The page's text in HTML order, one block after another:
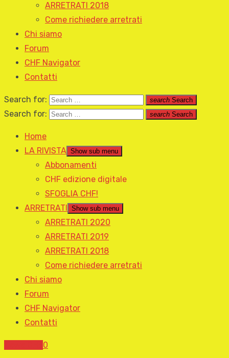
ARRETRATI 2018
Come richiedere arretrati
Chi siamo
Forum
CHF Navigator
Contatti
Search for: search Search
Search for: search Search
Home
LA RIVISTA Show sub menu
Abbonamenti
CHF edizione digitale
SFOGLIA CHF!
ARRETRATI
Show sub menu
ARRETRATI 2020
ARRETRATI 2019
ARRETRATI 2018
Come richiedere arretrati
Chi siamo
Forum
CHF Navigator
Contatti
0